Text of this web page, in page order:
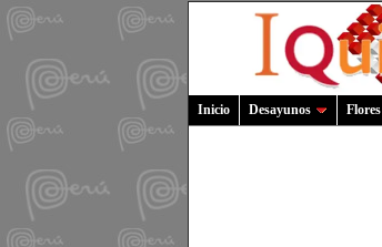
Inicio Desayunos Flores